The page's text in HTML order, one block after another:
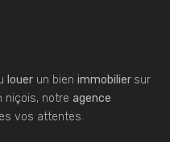
louer un bien immobilier sur
niçois, notre agence
vos attentes.